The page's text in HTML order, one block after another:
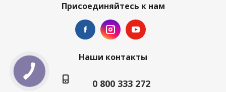
Присоединяйтесь к нам
Наши контакты
0 800 333 272